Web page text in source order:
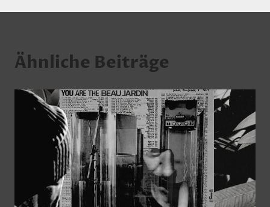
Ähnliche Beiträge